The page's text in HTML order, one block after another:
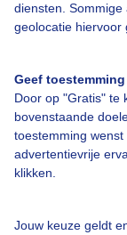
diensten.
geolocatie hiervoor
Geef
Door op "Gratis" te
bovenstaande
toestemming
advertentievrije
klikken.
Jouw keuze geldt
Over
Veelgestelde
Contact